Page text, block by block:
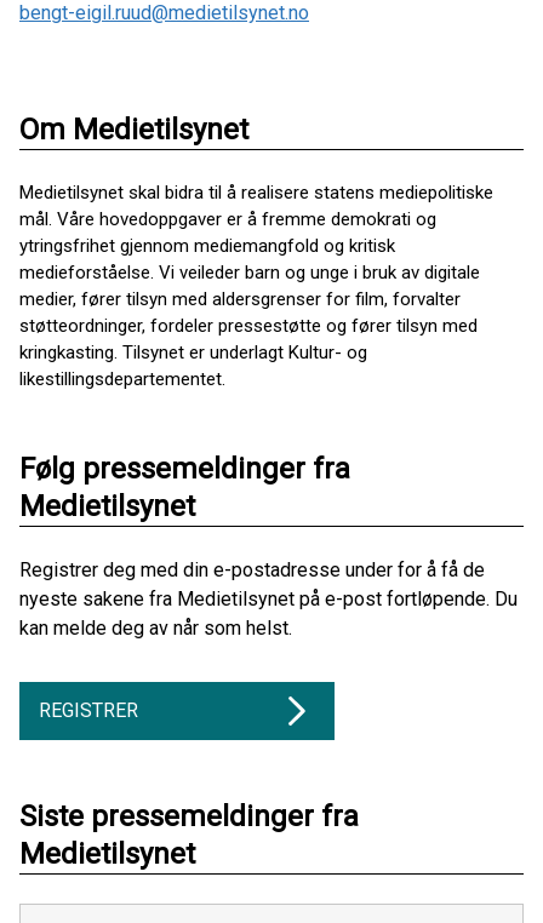
bengt-eigil.ruud@medietilsynet.no
Om Medietilsynet
Medietilsynet skal bidra til å realisere statens mediepolitiske
mål. Våre hovedoppgaver er å fremme demokrati og
ytringsfrihet gjennom mediemangfold og kritisk
medieforståelse. Vi veileder barn og unge i bruk av digitale
medier, fører tilsyn med aldersgrenser for film, forvalter
støtteordninger, fordeler pressestøtte og fører tilsyn med
kringkasting. Tilsynet er underlagt Kultur- og
likestillingsdepartementet.
Følg pressemeldinger fra
Medietilsynet
Registrer deg med din e-postadresse under for å få de
nyeste sakene fra Medietilsynet på e-post fortløpende. Du
kan melde deg av når som helst.
REGISTRER
Siste pressemeldinger fra
Medietilsynet